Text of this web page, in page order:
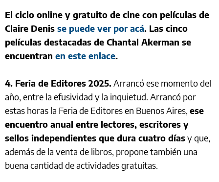
El ciclo online y gratuito de cine con películas de
Claire Denis se puede ver por acá. Las cinco
películas destacadas de Chantal Akerman se
encuentran en este enlace.
4. Feria de Editores 2025.Arrancó ese momento del
año, entre la efusividad y la inquietud. Arrancó por
estas horas la Feria de Editores en Buenos Aires, ese
encuentro anual entre lectores, escritores y
sellos independientes que dura cuatro díasy que,
además de la venta de libros, propone también una
buena cantidad de actividades gratuitas.